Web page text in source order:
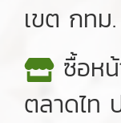
เขต กท
ซื้อหน้
ตลาดไท